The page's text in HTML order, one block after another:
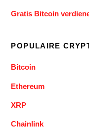
Gratis Bitcoin
POPULAIRE
Bitcoin
Ethereum
XRP
Chainlink